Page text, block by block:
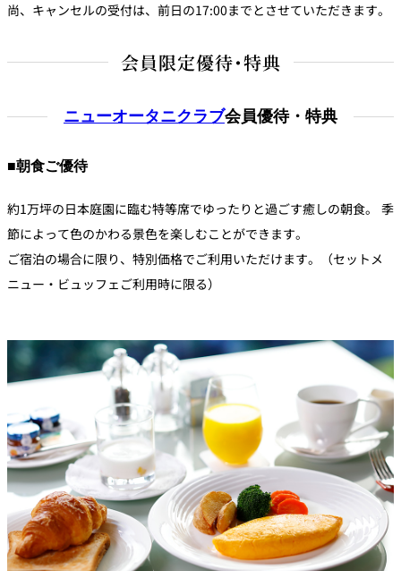
尚、キャンセルの受付は、前日の17:00までとさせていただきます。
会員限定優待・特典
ニューオータニクラブ会員優待・特典
■朝食ご優待
約1万坪の日本庭園に臨む特等席でゆったりと過ごす癒しの朝食。 季
節によって色のかわる景色を楽しむことができます。
ご宿泊の場合に限り、特別価格でご利用いただけます。（セットメ
ニュー・ビュッフェご利用時に限る）